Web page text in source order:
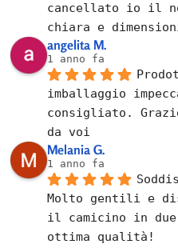
cancellato io il
chiara e
angelita M.
1 anno fa
imballaggio
consigliato.
da voi
Melania G.
1 anno fa
Molto gentili e
il camicino in
ottima qualità!